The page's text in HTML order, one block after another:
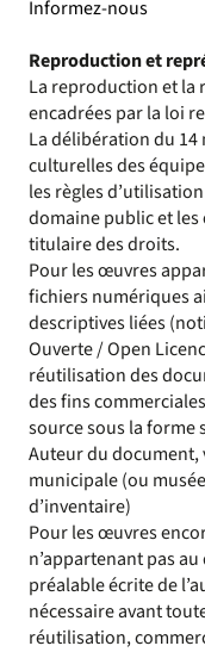
Informez-nous
Reproduction et
La reproduction et
encadrées par la loi
La délibération du 14
culturelles des
les règles
domaine public et
titulaire des droits.
Pour les œuvres
fichiers numériques
descriptives liées
Ouverte / Open
réutilisation des
des fins
source sous la forme
Auteur du
municipale (ou
d’inventaire)
Pour les œuvres
n’appartenant pas
préalable écrite de
nécessaire avant
réutilisation,